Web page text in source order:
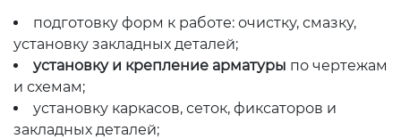
подготовку форм к работе: очистку, смазку,
установку закладных деталей;
установку и крепление арматуры по чертежам
и схемам;
установку каркасов, сеток, фиксаторов и
закладных деталей;